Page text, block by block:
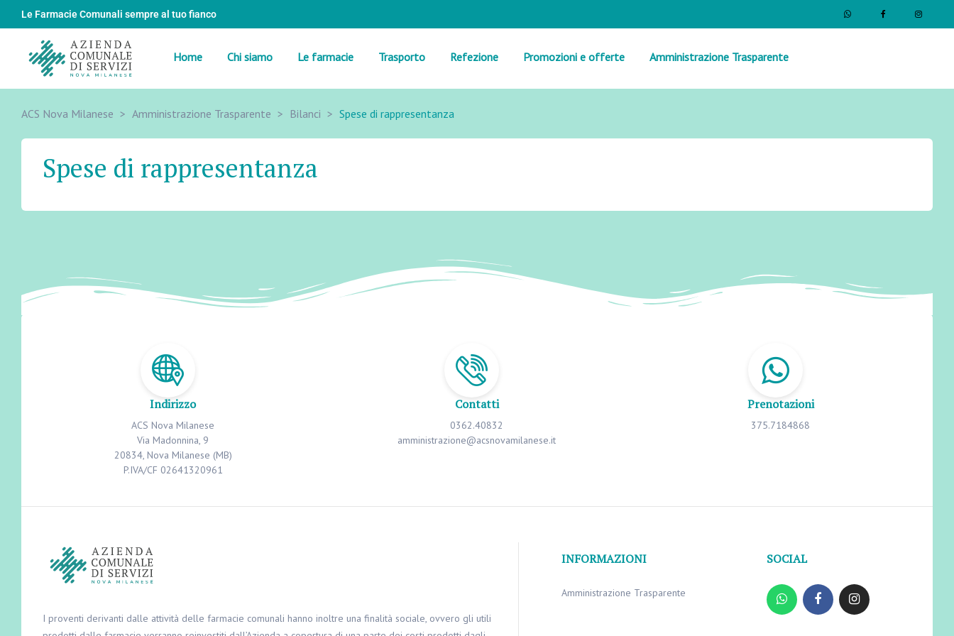
Le Farmacie Comunali sempre al tuo fianco
Home Chi siamo Le farmacie Trasporto Refezione Promozioni e offerte Amministrazione Trasparente
ACS Nova Milanese > Amministrazione Trasparente > Bilanci > Spese di rappresentanza
Spese di rappresentanza
Indirizzo
ACS Nova Milanese
Via Madonnina, 9
20834, Nova Milanese (MB)
P.IVA/CF 02641320961
Contatti
0362.40832
amministrazione@acsnovamilanese.it
Prenotazioni
375.7184868
I proventi derivanti dalle attività delle farmacie comunali hanno inoltre una finalità sociale, ovvero gli utili
INFORMAZIONI
Amministrazione Trasparente
SOCIAL